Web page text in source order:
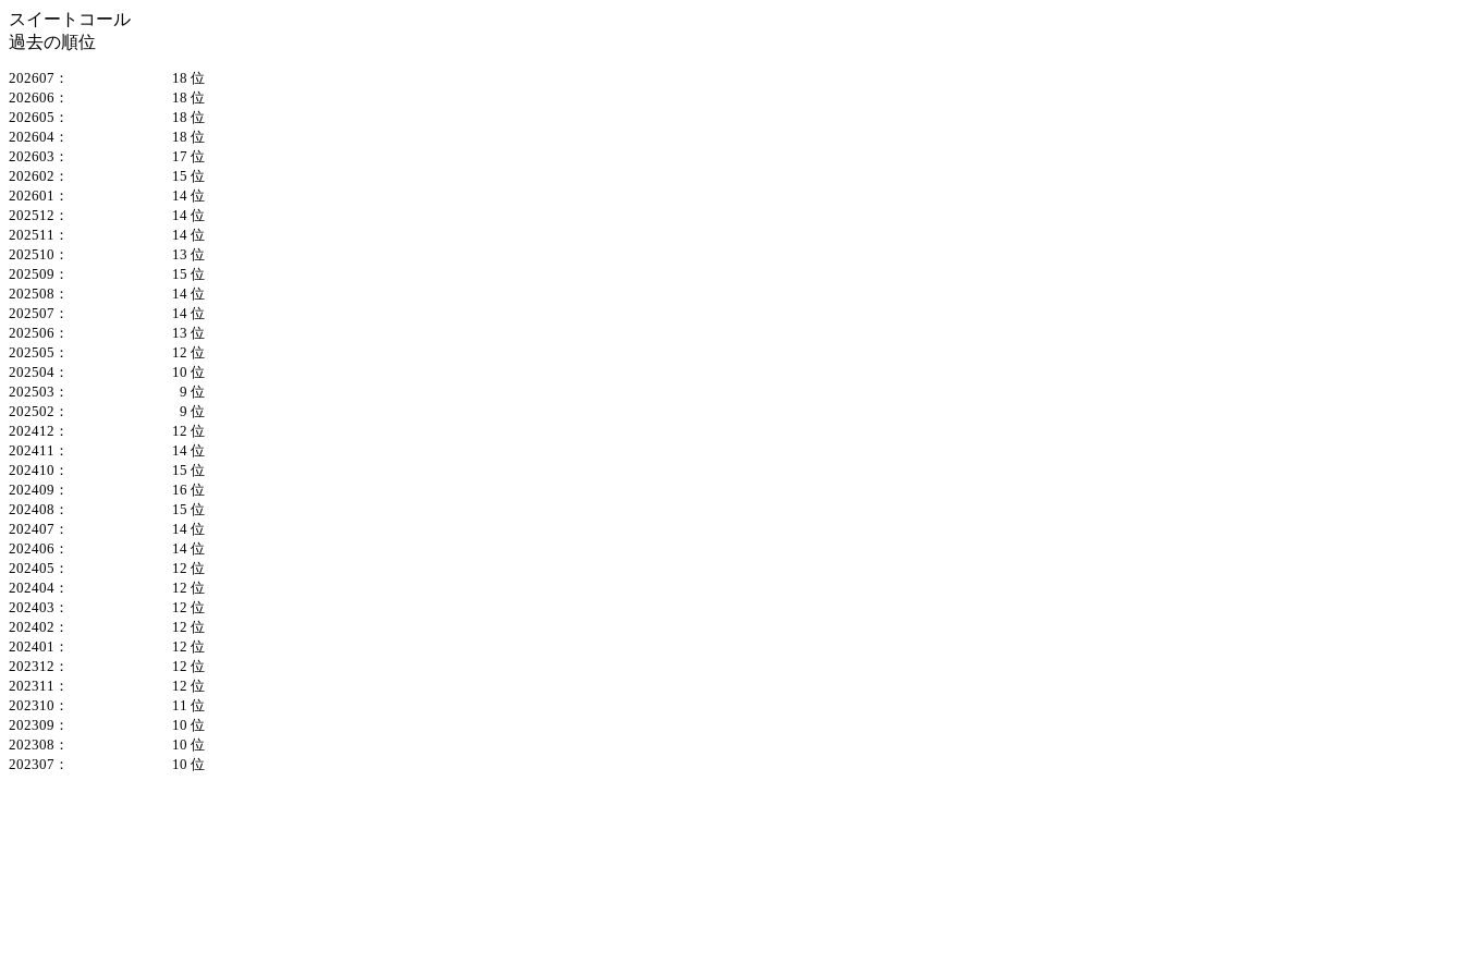
スイートコール
過去の順位
202607：
18 位
202606：
18 位
202605：
18 位
202604：
18 位
202603：
17 位
202602：
15 位
202601：
14 位
202512：
14 位
202511：
14 位
202510：
13 位
202509：
15 位
202508：
14 位
202507：
14 位
202506：
13 位
202505：
12 位
202504：
10 位
202503：
9 位
202502：
9 位
202412：
12 位
202411：
14 位
202410：
15 位
202409：
16 位
202408：
15 位
202407：
14 位
202406：
14 位
202405：
12 位
202404：
12 位
202403：
12 位
202402：
12 位
202401：
12 位
202312：
12 位
202311：
12 位
202310：
11 位
202309：
10 位
202308：
10 位
202307：
10 位